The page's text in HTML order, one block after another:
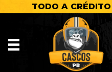
TODO A